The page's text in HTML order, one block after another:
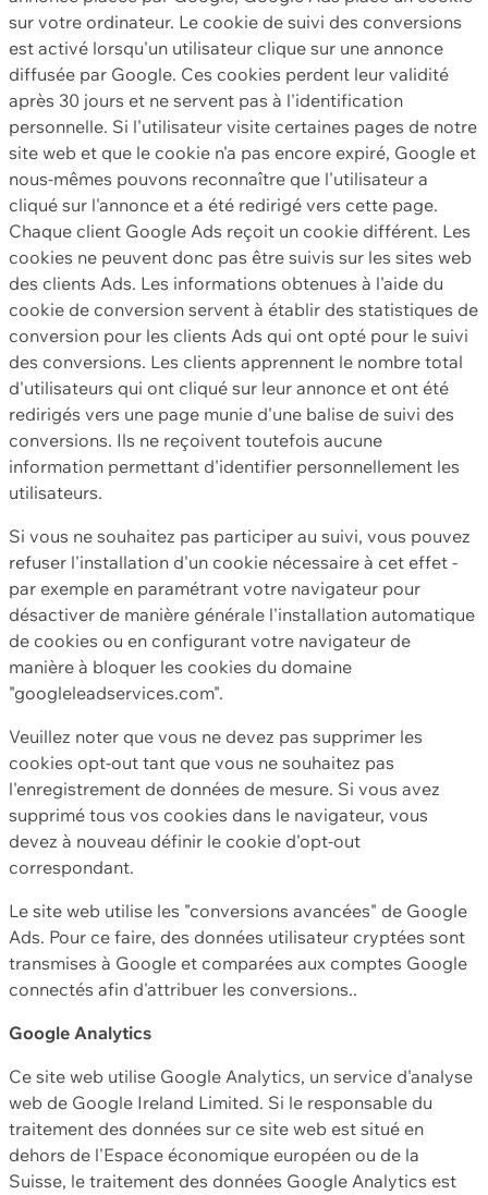
sur votre ordinateur. Le cookie de suivi des conversions
est activé lorsqu'un utilisateur clique sur une annonce
diffusée par Google. Ces cookies perdent leur validité
après 30 jours et ne servent pas à l'identification
personnelle. Si l'utilisateur visite certaines pages de notre
site web et que le cookie n'a pas encore expiré, Google et
nous-mêmes pouvons reconnaître que l'utilisateur a
cliqué sur l'annonce et a été redirigé vers cette page.
Chaque client Google Ads reçoit un cookie différent. Les
cookies ne peuvent donc pas être suivis sur les sites web
des clients Ads. Les informations obtenues à l'aide du
cookie de conversion servent à établir des statistiques de
conversion pour les clients Ads qui ont opté pour le suivi
des conversions. Les clients apprennent le nombre total
d'utilisateurs qui ont cliqué sur leur annonce et ont été
redirigés vers une page munie d'une balise de suivi des
conversions. Ils ne reçoivent toutefois aucune
information permettant d'identifier personnellement les
utilisateurs.
Si vous ne souhaitez pas participer au suivi, vous pouvez
refuser l'installation d'un cookie nécessaire à cet effet -
par exemple en paramétrant votre navigateur pour
désactiver de manière générale l'installation automatique
de cookies ou en configurant votre navigateur de
manière à bloquer les cookies du domaine
"googleleadservices.com".
Veuillez noter que vous ne devez pas supprimer les
cookies opt-out tant que vous ne souhaitez pas
l'enregistrement de données de mesure. Si vous avez
supprimé tous vos cookies dans le navigateur, vous
devez à nouveau définir le cookie d'opt-out
correspondant.
Le site web utilise les "conversions avancées" de Google
Ads. Pour ce faire, des données utilisateur cryptées sont
transmises à Google et comparées aux comptes Google
connectés afin d'attribuer les conversions..
Google Analytics
Ce site web utilise Google Analytics, un service d'analyse
web de Google Ireland Limited. Si le responsable du
traitement des données sur ce site web est situé en
dehors de l'Espace économique européen ou de la
Suisse, le traitement des données Google Analytics est